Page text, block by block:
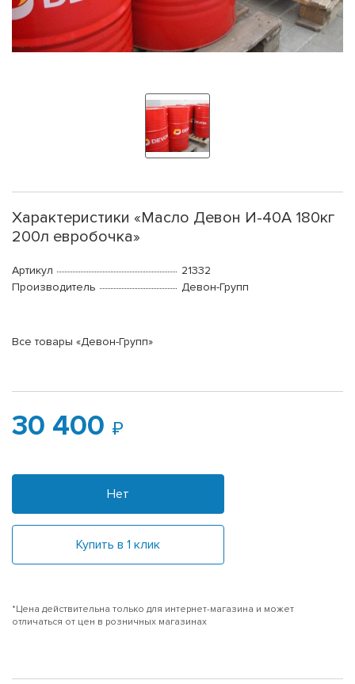
Характеристики «Масло Девон И-40А 180кг
200л евробочка»
Артикул
21332
Производитель
Девон-Групп
Все товары «Девон-Групп»
30 400
Нет
Купить в 1 клик
*Цена действительна только для интернет-магазина и может
отличаться от цен в розничных магазинах